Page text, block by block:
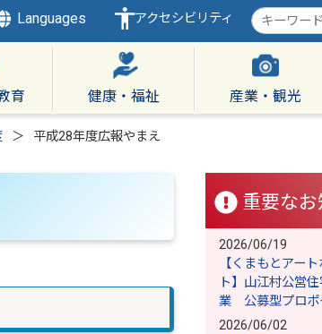
Languages アクセシビリティ
検
索
キ
ー
ワ
ー
育 健康・福祉 産業・観光
平成28年度広報やまえ
重要なお
2026/06/19
【くまもとアー
ト】山江村公営
業 公募型プロポ
2026/06/02